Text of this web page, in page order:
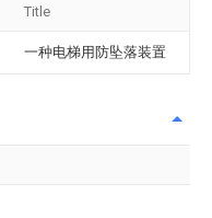
Title
一种电梯用防坠落装置